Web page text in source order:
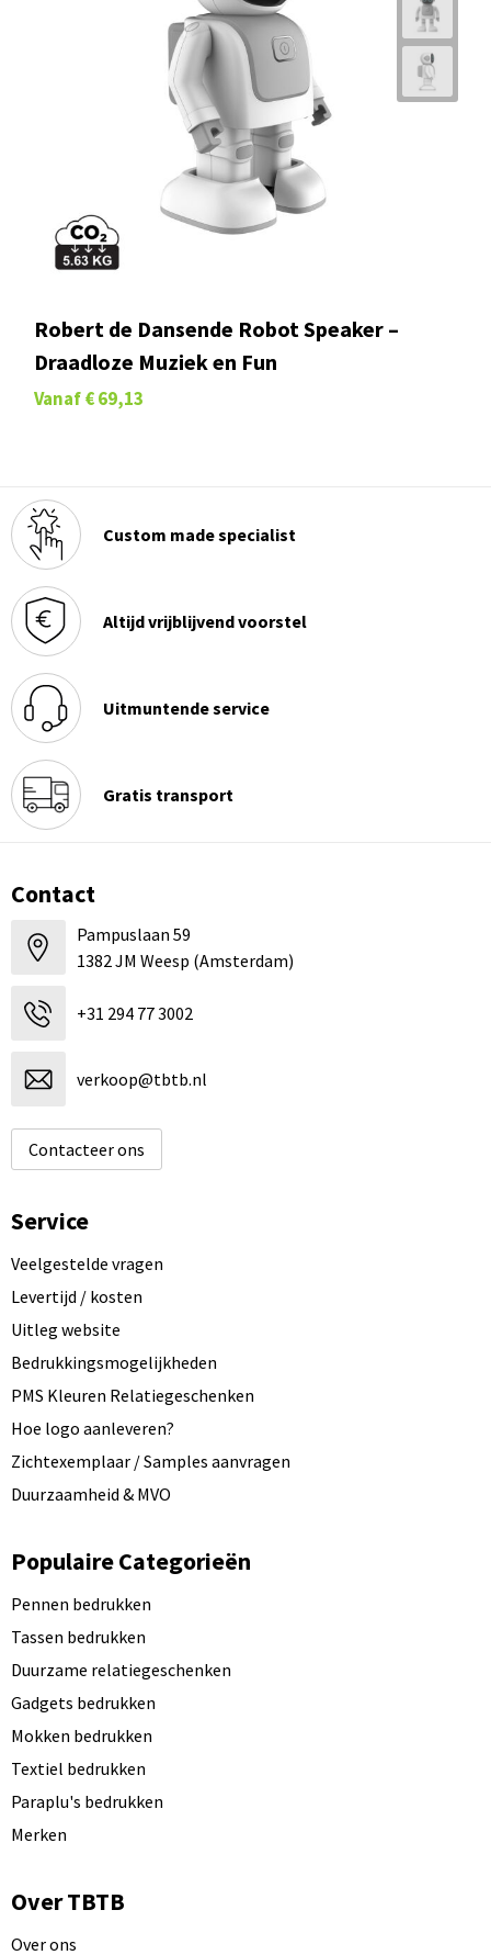
Robert de Dansende Robot Speaker –
Draadloze Muziek en Fun
Vanaf € 69,13
Custom made specialist
Altijd vrijblijvend voorstel
Uitmuntende service
Gratis transport
Contact
Pampuslaan 59
1382 JM Weesp (Amsterdam)
+31 294 77 3002
verkoop@tbtb.nl
Contacteer ons
Service
Veelgestelde vragen
Levertijd / kosten
Uitleg website
Bedrukkingsmogelijkheden
PMS Kleuren Relatiegeschenken
Hoe logo aanleveren?
Zichtexemplaar / Samples aanvragen
Duurzaamheid & MVO
Populaire Categorieën
Pennen bedrukken
Tassen bedrukken
Duurzame relatiegeschenken
Gadgets bedrukken
Mokken bedrukken
Textiel bedrukken
Paraplu's bedrukken
Merken
Over TBTB
Over ons